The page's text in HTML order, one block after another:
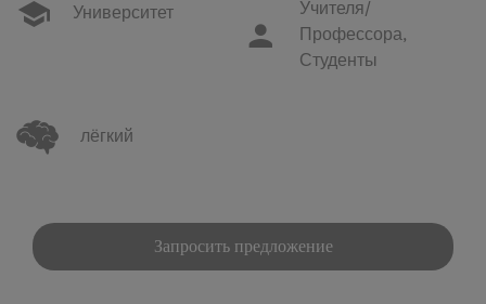
Университет
Учителя/
Профессора,
Студенты
лёгкий
Запросить предложение